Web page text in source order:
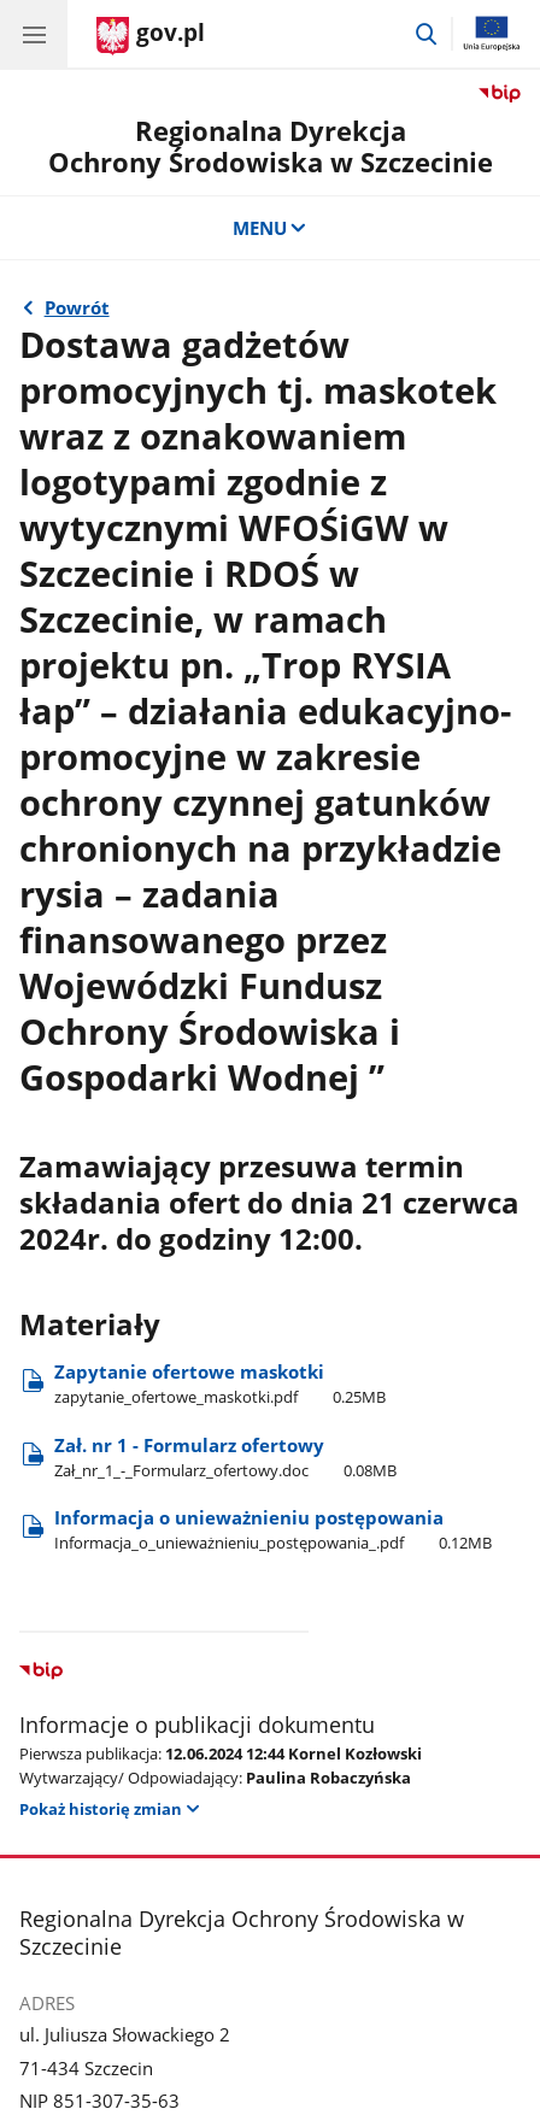
gov.pl
przejdź
Regionalna Dyrekcja
Ochrony Środowiska w Szczecinie
MENU
Powrót
Dostawa gadżetów
promocyjnych tj. maskotek
wraz z oznakowaniem
logotypami zgodnie z
wytycznymi WFOŚiGW w
Szczecinie i RDOŚ w
Szczecinie, w ramach
projektu pn. „Trop RYSIA
łap” – działania edukacyjno-
promocyjne w zakresie
ochrony czynnej gatunków
chronionych na przykładzie
rysia – zadania
finansowanego przez
Wojewódzki Fundusz
Ochrony Środowiska i
Gospodarki Wodnej ”
Zamawiający przesuwa termin
składania ofert do dnia 21 czerwca
2024r. do godziny 12:00.
Materiały
Zapytanie ofertowe maskotki
zapytanie​_ofertowe​_maskotki.pdf 0.25MB
Zał. nr 1 - Formularz ofertowy
Zał​_nr​_1​_-​_Formularz​_ofertowy.doc 0.08MB
Informacja o unieważnieniu postępowania
Informacja​_o​_unieważnieniu​_postępowania​_.pdf 0.12MB
Informacje o publikacji dokumentu
Pierwsza publikacja: 12.06.2024 12:44 Kornel Kozłowski
Wytwarzający/ Odpowiadający: Paulina Robaczyńska
Pokaż historię zmian
stopka
Regionalna Dyrekcja Ochrony Środowiska w
Szczecinie
ADRES
ul. Juliusza Słowackiego 2
71-434 Szczecin
NIP 851-307-35-63